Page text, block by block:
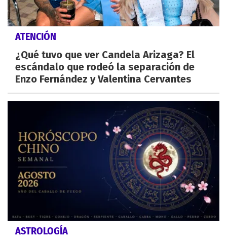
ATENCIÓN
¿Qué tuvo que ver Candela Arizaga? El
escándalo que rodeó la separación de
Enzo Fernández y Valentina Cervantes
ASTROLOGÍA